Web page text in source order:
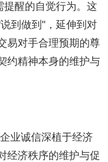
提醒的自觉行为。这
到做到"，延伸到对
对手合理预期的尊
约精神本身的维护与
业诚信深植于经济
经济秩序的维护与促